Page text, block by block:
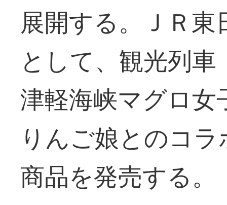
展開する。ＪＲ
として、観光列
津軽海峡マグロ
りんご娘とのコ
商品を発売する。